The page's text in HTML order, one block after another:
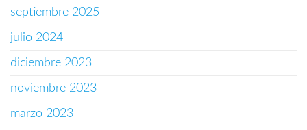
septiembre 2025
julio 2024
diciembre 2023
noviembre 2023
marzo 2023